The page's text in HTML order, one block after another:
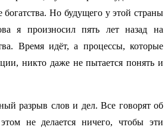
Но будущего у этой страны
я произносил пять лет назад на
Время идёт, а процессы, которые
никто даже не пытается понять и
разрыв слов и дел. Все говорят об
не делается ничего, чтобы эти